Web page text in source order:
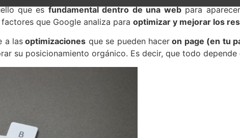
que esfundamental dentro de una webpara
que Google analiza para optimizar y mejorar los
a lasoptimizaciones que se pueden hacer on page (en tu
su posicionamiento orgánico. Es decir, que todo